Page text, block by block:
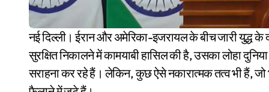
नई दिल्ली। ईरान और अमेरिका-इजरायल के बीच जारी युद्ध के दौरान भी भारत ने जिस तरह से होर्मुज स्ट्रेट से अपने कई जहाजों को
सुरक्षित निकालने में कामयाबी हासिल की है, उसका लोहा
सराहना कर रहे हैं। लेकिन, कुछ ऐसे नकारात्मक तत्व भी हैं,